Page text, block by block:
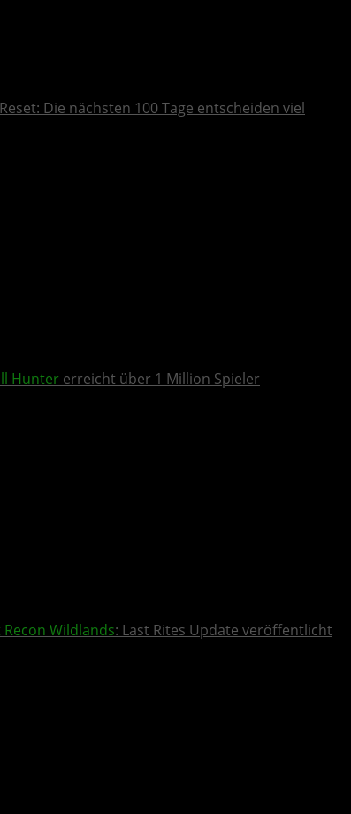
Reset: Die nächsten 100 Tage entscheiden viel
Hunter erreicht über 1 Million Spieler
Recon Wildlands: Last Rites Update veröffentlicht